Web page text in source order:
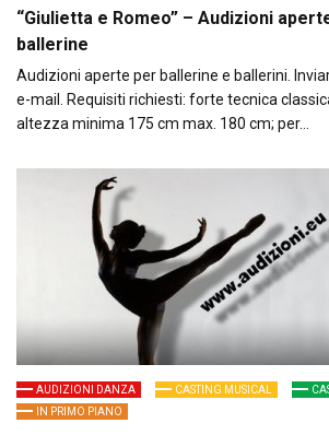
“Giulietta e Romeo” – Audizioni
ballerine
Audizioni aperte per ballerine e ballerini.
e-mail. Requisiti richiesti: forte tecnica
altezza minima 175 cm max. 180 cm; per…
AUDIZIONI DANZA CASTING MUSICAL
IN PRIMO PIANO